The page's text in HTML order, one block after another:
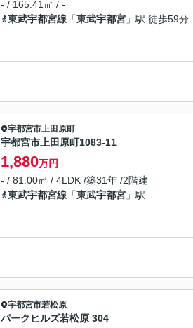
- / 165.41㎡ / -
東武宇都宮線 「東武宇都宮 」駅 徒歩59分
宇都宮市上田原町
宇都宮市上田原町1083-11
1,880万円
- / 81.00㎡ / 4LDK /築31年 /2階建
東武宇都宮線 「東武宇都宮 」駅
宇都宮市若松原
パークヒルズ若松原 304